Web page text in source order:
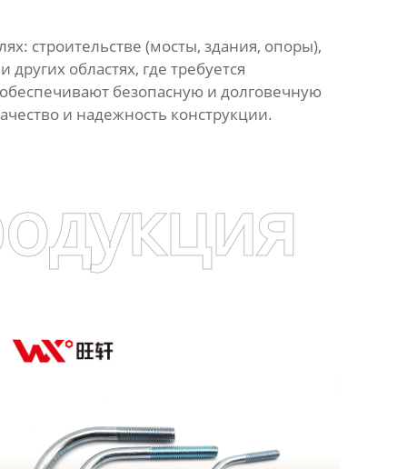
строительстве (мосты, здания, опоры),
областях, где требуется
безопасную и долговечную
и надежность конструкции.